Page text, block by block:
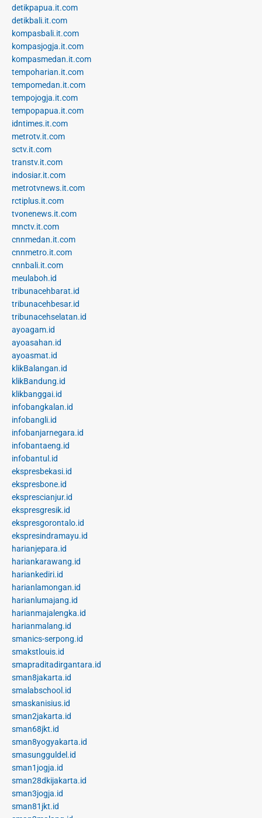
detikpapua.it.com
detikbali.it.com
kompasbali.it.com
kompasjogja.it.com
kompasmedan.it.com
tempoharian.it.com
tempomedan.it.com
tempojogja.it.com
tempopapua.it.com
idntimes.it.com
metrotv.it.com
sctv.it.com
transtv.it.com
indosiar.it.com
metrotvnews.it.com
rctiplus.it.com
tvonenews.it.com
mnctv.it.com
cnnmedan.it.com
cnnmetro.it.com
cnnbali.it.com
meulaboh.id
tribunacehbarat.id
tribunacehbesar.id
tribunacehselatan.id
ayoagam.id
ayoasahan.id
ayoasmat.id
klikBalangan.id
klikBandung.id
klikbanggai.id
infobangkalan.id
infobangli.id
infobanjarnegara.id
infobantaeng.id
infobantul.id
ekspresbekasi.id
ekspresbone.id
eksprescianjur.id
ekspresgresik.id
ekspresgorontalo.id
ekspresindramayu.id
harianjepara.id
hariankarawang.id
hariankediri.id
harianlamongan.id
harianlumajang.id
harianmajalengka.id
harianmalang.id
smanics-serpong.id
smakstlouis.id
smapraditadirgantara.id
sman8jakarta.id
smalabschool.id
smaskanisius.id
sman2jakarta.id
sman68jkt.id
sman8yogyakarta.id
smasungguldel.id
sman1jogja.id
sman28dkijakarta.id
sman3jogja.id
sman81jkt.id